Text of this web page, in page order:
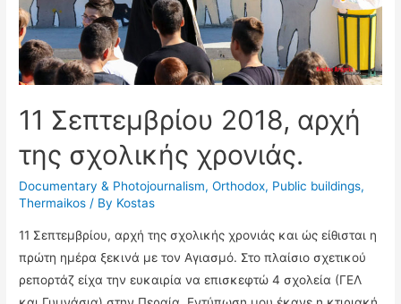
11 Σεπτεμβρίου 2018, αρχή
της σχολικής χρονιάς.
Documentary & Photojournalism,Orthodox, Public buildings,
Thermaikos / By Kostas
11 Σεπτεμβρίου, αρχή της σχολικής χρονιάς και ώς είθισται η
πρώτη ημέρα ξεκινά με τον Αγιασμό. Στο πλαίσιο σχετικού
ρεπορτάζ είχα την ευκαιρία να επισκεφτώ 4 σχολεία (ΓΕΛ